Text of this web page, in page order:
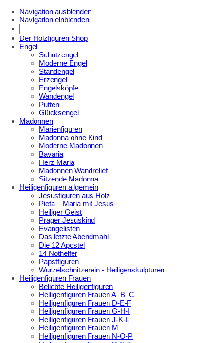
Navigation ausblenden
Navigation einblenden
Der Holzfiguren Shop
Engel
Schutzengel
Moderne Engel
Standengel
Erzengel
Engelsköpfe
Wandengel
Putten
Glücksengel
Madonnen
Marienfiguren
Madonna ohne Kind
Moderne Madonnen
Bavaria
Herz Maria
Madonnen Wandrelief
Sitzende Madonna
Heiligenfiguren allgemein
Jesusfiguren aus Holz
Pieta – Maria mit Jesus
Heiliger Geist
Prager Jesuskind
Evangelisten
Das letzte Abendmahl
Die 12 Apostel
14 Nothelfer
Papstfiguren
Wurzelschnitzerein - Heiligenskulpturen
Heiligenfiguren Frauen
Beliebte Heiligenfiguren
Heiligenfiguren Frauen A–B–C
Heiligenfiguren Frauen D-E-F
Heiligenfiguren Frauen G-H-I
Heiligenfiguren Frauen J-K-L
Heiligenfiguren Frauen M
Heiligenfiguren Frauen N-O-P